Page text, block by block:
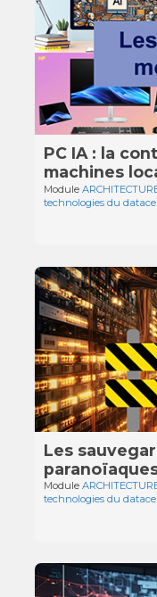
PC IA : la
machines
Module
technologies du
Les
Module
technologies du